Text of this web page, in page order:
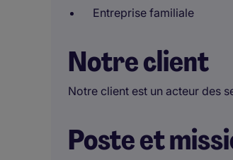
Entreprise familiale
Notre client
Notre client est un acteur des
Poste et